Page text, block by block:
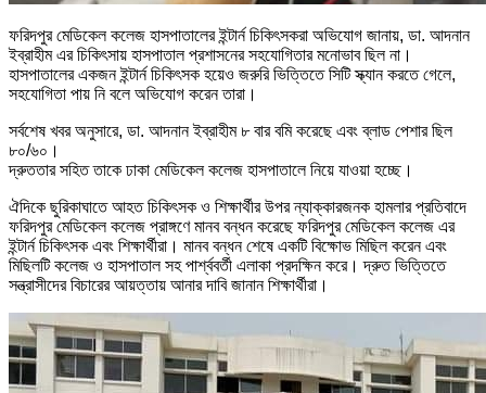
ফরিদপুর মেডিকেল কলেজ হাসপাতালের ইন্টার্ন চিকিৎসকরা অভিযোগ জানায়, ডা. আদনান
ইব্রাহীম এর চিকিৎসায় হাসপাতাল প্রশাসনের সহযোগিতার মনোভাব ছিল না।
হাসপাতালের একজন ইন্টার্ন চিকিৎসক হয়েও জরুরি ভিত্তিতে সিটি স্ক্যান করতে গেলে,
সহযোগিতা পায় নি বলে অভিযোগ করেন তারা।
সর্বশেষ খবর অনুসারে, ডা. আদনান ইব্রাহীম ৮ বার বমি করেছে এবং ব্লাড পেশার ছিল
৮০/৬০।
দ্রুততার সহিত তাকে ঢাকা মেডিকেল কলেজ হাসপাতালে নিয়ে যাওয়া হচ্ছে।
ঐদিকে ছুরিকাঘাতে আহত চিকিৎসক ও শিক্ষার্থীর উপর ন্যাক্কারজনক হামলার প্রতিবাদে
ফরিদপুর মেডিকেল কলেজ প্রাঙ্গণে মানব বন্ধন করেছে ফরিদপুর মেডিকেল কলেজ এর
ইন্টার্ন চিকিৎসক এবং শিক্ষার্থীরা। মানব বন্ধন শেষে একটি বিক্ষোভ মিছিল করেন এবং
মিছিলটি কলেজ ও হাসপাতাল সহ পার্শ্ববর্তী এলাকা প্রদক্ষিন করে। দ্রুত ভিত্তিতে
সন্ত্রাসীদের বিচারের আয়ত্তায় আনার দাবি জানান শিক্ষার্থীরা।